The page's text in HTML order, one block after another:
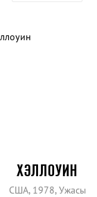
ХЭЛЛОУИН
США, 1978, Ужасы